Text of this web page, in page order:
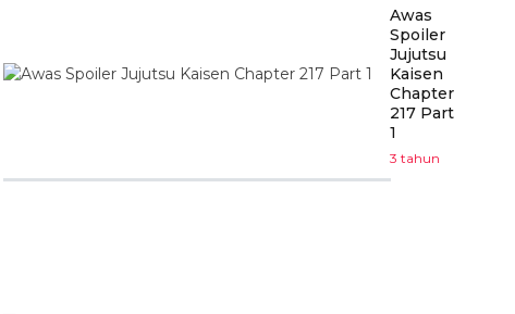
Awas
Spoiler
Jujutsu
Kaisen
Chapter
217 Part
1
3 tahun